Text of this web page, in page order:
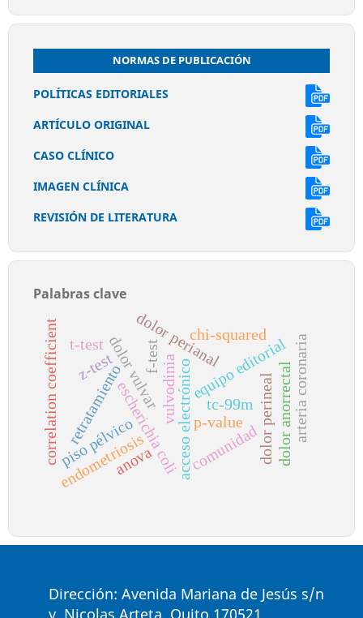
NORMAS DE PUBLICACIÓN
POLÍTICAS EDITORIALES
ARTÍCULO ORIGINAL
CASO CLÍNICO
IMAGEN CLÍNICA
REVISIÓN DE LITERATURA
Palabras clave
equipo editorial
acceso electrónicocomunidad
escherichia coli dolor perineal
vulvodinia
dolor vulvardolor perianal
piso pélvico dolor anorrectal
retratamiento p-value
z-test
t-test
anova
chi-squared
f-test
correlation coefficient arteria coronaria
endometriosis
tc-99m
Dirección: Avenida Mariana de Jesús s/n
y, Nicolas Arteta, Quito 170521